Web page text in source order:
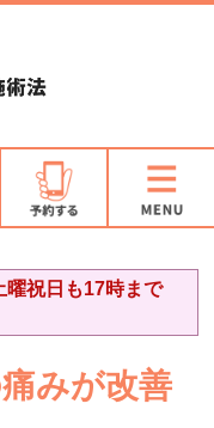
曜祝日も17時まで
みが改善